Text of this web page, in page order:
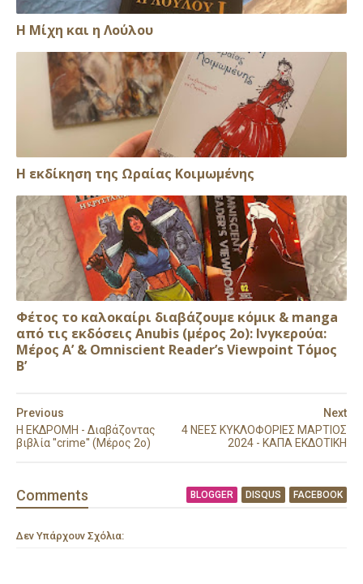
Η Μίχη και η Λούλου
Η εκδίκηση της Ωραίας Κοιμωμένης
Φέτος το καλοκαίρι διαβάζουμε κόμικ & manga
από τις εκδόσεις Anubis (μέρος 2ο): Ινγκερούα:
Μέρος Α’ & Omniscient Reader’s Viewpoint Τόμος
Β’
Next
4 ΝΕΕΣ ΚΥΚΛΟΦΟΡΙΕΣ ΜΑΡΤΙΟΣ
2024 - ΚΑΠΑ ΕΚΔΟΤΙΚΗ
Previous
Η ΕΚΔΡΟΜΗ - Διαβάζοντας
βιβλία ''crime'' (Mέρος 2ο)
Comments BLOGGER DISQUS FACEBOOK
Δεν Υπάρχουν Σχόλια: